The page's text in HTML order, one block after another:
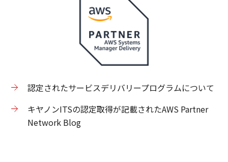
認定されたサービスデリバリープログラムについて
キヤノンITSの認定取得が記載されたAWS Partner
Network Blog